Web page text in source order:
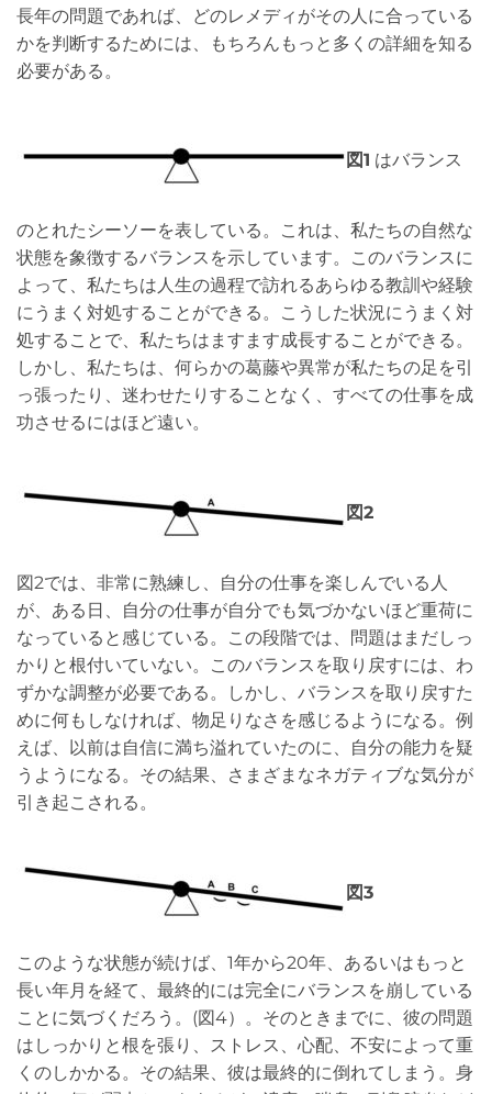
長年の問題であれば、どのレメディがその人に合っている
かを判断するためには、もちろんもっと多くの詳細を知る
必要がある。
図1 はバランス
のとれたシーソーを表している。これは、私たちの自然な
状態を象徴するバランスを示しています。このバランスに
よって、私たちは人生の過程で訪れるあらゆる教訓や経験
にうまく対処することができる。こうした状況にうまく対
処することで、私たちはますます成長することができる。
しかし、私たちは、何らかの葛藤や異常が私たちの足を引
っ張ったり、迷わせたりすることなく、すべての仕事を成
功させるにはほど遠い。
図2
図2では、非常に熟練し、自分の仕事を楽しんでいる人
が、ある日、自分の仕事が自分でも気づかないほど重荷に
なっていると感じている。この段階では、問題はまだしっ
かりと根付いていない。このバランスを取り戻すには、わ
ずかな調整が必要である。しかし、バランスを取り戻すた
めに何もしなければ、物足りなさを感じるようになる。例
えば、以前は自信に満ち溢れていたのに、自分の能力を疑
うようになる。その結果、さまざまなネガティブな気分が
引き起こされる。
図3
このような状態が続けば、1年から20年、あるいはもっと
長い年月を経て、最終的には完全にバランスを崩している
ことに気づくだろう。(図4）。そのときまでに、彼の問題
はしっかりと根を張り、ストレス、心配、不安によって重
くのしかかる。その結果、彼は最終的に倒れてしまう。身